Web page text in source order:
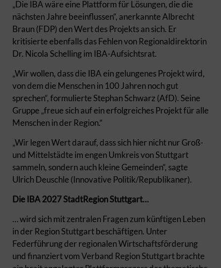
„Die IBA wäre eine Plattform für Lösungen, die die
nächsten Jahre beeinflussen“, anerkannte Albrecht
Braun (FDP) den Wert des Projekts an sich. Er
kritisierte ebenfalls das Fehlen von Regionaldirektorin
Dr. Nicola Schelling im IBA-Aufsichtsrat.
„Wir wollen, dass die IBA ein gelungenes Projekt wird,
von dem die Menschen in 100 Jahren noch gut
sprechen“, formulierte Stephan Schwarz (AfD). Seine
Gruppe „freue sich auf ein erfolgreiches Projekt für alle
Menschen in der Region.“
„Wir legen Wert darauf, dass sich hier nicht nur Groß-
und Mittelstädte im engen Umkreis von Stuttgart
sammeln, sondern auch kleine Gemeinden“, sagte
Ulrich Deuschle (Innovative Politik/Republikaner).
Die IBA 2027 StadtRegion Stuttgart…
… wird sich mit zentralen Fragen zum künftigen Leben
in der Region Stuttgart beschäftigen. Unter
Federführung der regionalen Wirtschaftsförderung
und finanziert vom Verband Region Stuttgart brachte